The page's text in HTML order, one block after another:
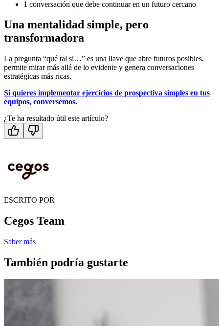
1 conversación que debe continuar en un futuro cercano
Una mentalidad simple, pero
transformadora
La pregunta “qué tal si…” es una llave que abre futuros posibles,
permite mirar más allá de lo evidente y genera conversaciones
estratégicas más ricas.
Si quieres implementar ejercicios de prospectiva simples en tus
equipos, conversemos.
¿Te ha resultado útil este artículo?
ESCRITO POR
Cegos Team
Saber más
También podría gustarte